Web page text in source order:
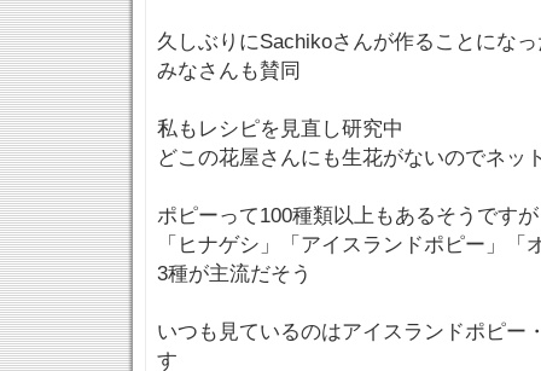
久しぶりにSachikoさんが作ることにな
みなさんも賛同
私もレシピを見直し研究中
どこの花屋さんにも生花がないのでネッ
ポピーって100種類以上もあるそうですが
「ヒナゲシ」「アイスランドポピー」「
3種が主流だそう
いつも見ているのはアイスランドポピー
す